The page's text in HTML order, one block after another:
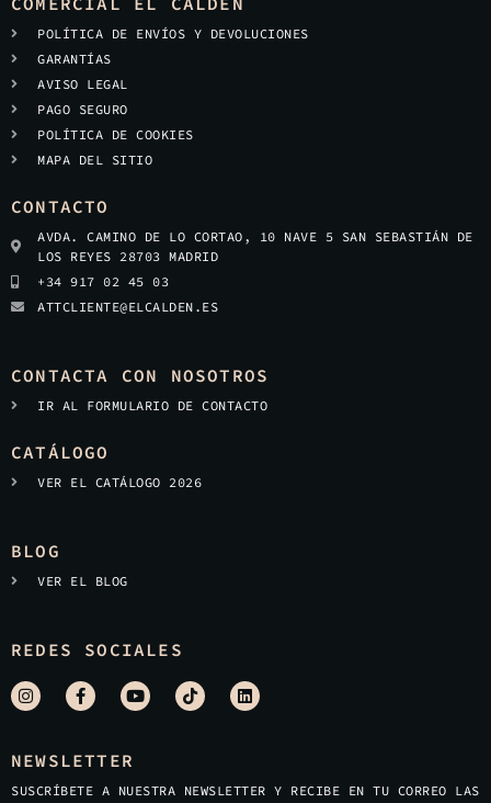
POLÍTICA DE ENVÍOS Y DEVOLUCIONES
GARANTÍAS
AVISO LEGAL
PAGO SEGURO
POLÍTICA DE COOKIES
MAPA DEL SITIO
CONTACTO
AVDA. CAMINO DE LO CORTAO, 10 NAVE 5 SAN SEBASTIÁN DE
LOS REYES 28703 MADRID
+34 917 02 45 03
ATTCLIENTE@ELCALDEN.ES
CONTACTA CON NOSOTROS
IR AL FORMULARIO DE CONTACTO
CATÁLOGO
VER EL CATÁLOGO 2026
BLOG
VER EL BLOG
REDES SOCIALES
NEWSLETTER
SUSCRÍBETE A NUESTRA NEWSLETTER Y RECIBE EN TU CORREO LAS